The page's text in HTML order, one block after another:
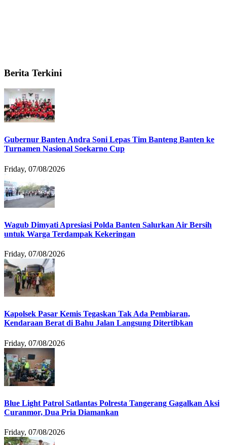
Berita Terkini
Gubernur Banten Andra Soni Lepas Tim Banteng Banten ke
Turnamen Nasional Soekarno Cup
Friday, 07/08/2026
Wagub Dimyati Apresiasi Polda Banten Salurkan Air Bersih
untuk Warga Terdampak Kekeringan
Friday, 07/08/2026
Kapolsek Pasar Kemis Tegaskan Tak Ada Pembiaran,
Kendaraan Berat di Bahu Jalan Langsung Ditertibkan
Friday, 07/08/2026
Blue Light Patrol Satlantas Polresta Tangerang Gagalkan Aksi
Curanmor, Dua Pria Diamankan
Friday, 07/08/2026